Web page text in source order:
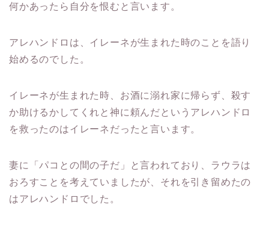
何かあったら自分を恨むと言います。
アレハンドロは、イレーネが生まれた時のことを語り
始めるのでした。
イレーネが生まれた時、お酒に溺れ家に帰らず、殺す
か助けるかしてくれと神に頼んだというアレハンドロ
を救ったのはイレーネだったと言います。
妻に「パコとの間の子だ」と言われており、ラウラは
おろすことを考えていましたが、それを引き留めたの
はアレハンドロでした。